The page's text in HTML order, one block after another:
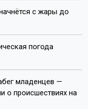
с жары до
погода
младенцев —
о происшествиях на